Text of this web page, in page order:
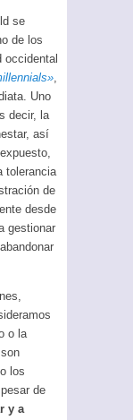
se
de los
occidental
,
Uno
decir, la
así
tolerancia
de
desde
gestionar
o la
los
de
y a